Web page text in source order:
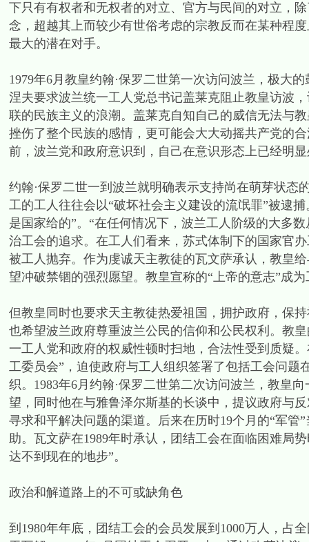
下只有有权者和无权者的对立、官方与民间的对立，
念，超越其上而较少有世俗考虑的宗教反而在某种程
最大的潜在对手。
1979年6月教皇约翰·保罗二世第一次访问波兰，极大
涅夫要求波兰统一工人党总书记盖莱克阻止教皇访波
联的民族主义的浪潮。盖莱克自知自己的威信无法与
挫伤了整个民族的感情，更可能会大大动摇共产党的
前，波兰党和政府意识到，自己在意识形态上已经明
约翰·保罗二世一到波兰就明确表示支持尚在萌芽状
工的工人往往会以“破坏社会主义建设的流氓罪”被逮
是国家给的”。“在任何情况下，波兰工人阶级的大多
治工会的追求。在工人们看来，苏式体制下的国家官
被工人抛弃。作为虔诚天主教徒的瓦文萨承认，教皇
望冲破禁锢的强烈愿望。教皇宣称的“上帝的意志”成
但教皇同时也要求天主教徒热爱祖国，拥护政府，保
也希望波兰政府尊重波兰公民的信仰和公民权利。教
一工人党和政府的权威性顿时扫地，合法性受到质疑
工委员会”，迫使政府与工人组织签署了包括工会问
织。1983年6月约翰·保罗二世第二次访问波兰，教皇
望，同时他在与雅鲁泽尔斯基的长谈中，提议政府与
寻求和平解决问题的渠道。后来在历时19个月的“军
助。瓦文萨在1989年时承认，团结工会在面临困难局
达不到现在的地步”。
政治和解道路上的不可或缺角色
到1980年年底，团结工会的会员发展到1000万人，占